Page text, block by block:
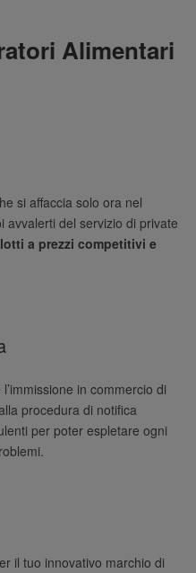
Alimentari
si affaccia solo ora nel
avvalerti del servizio di private
a prezzi competitivi e
in commercio di
procedura di notifica
per poter espletare ogni
il tuo innovativo marchio di